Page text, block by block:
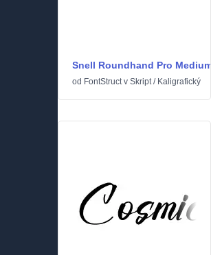
Snell Roundhand Pro
od FontStructv Skript/ Kaligrafický